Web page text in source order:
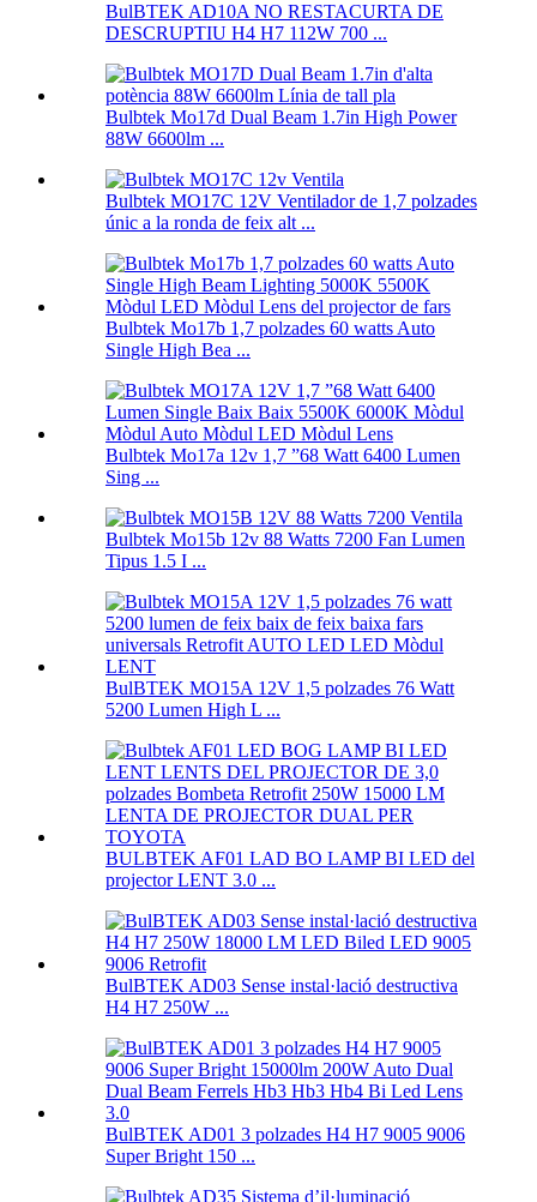
BulBTEK AD10A NO RESTACURTA DE
DESCRUPTIU H4 H7 112W 700 ...
Bulbtek Mo17d Dual Beam 1.7in High Power
88W 6600lm ...
Bulbtek MO17C 12V Ventilador de 1,7 polzades
únic a la ronda de feix alt ...
Bulbtek Mo17b 1,7 polzades 60 watts Auto
Single High Bea ...
Bulbtek Mo17a 12v 1,7 ”68 Watt 6400 Lumen
Sing ...
Bulbtek Mo15b 12v 88 Watts 7200 Fan Lumen
Tipus 1.5 I ...
BulBTEK MO15A 12V 1,5 polzades 76 Watt
5200 Lumen High L ...
BULBTEK AF01 LAD BO LAMP BI LED del
projector LENT 3.0 ...
BulBTEK AD03 Sense instal·lació destructiva
H4 H7 250W ...
BulBTEK AD01 3 polzades H4 H7 9005 9006
Super Bright 150 ...